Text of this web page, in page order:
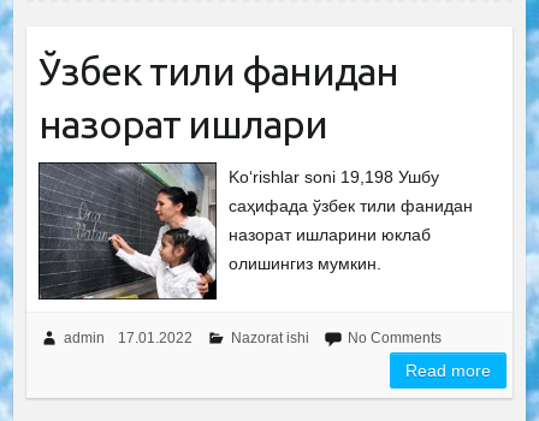
Ўзбек тили фанидан
назорат ишлари
Ko‘rishlar soni 19,198 Ушбу
саҳифада ўзбек тили фанидан
назорат ишларини юклаб
олишингиз мумкин.
admin 17.01.2022 Nazorat ishi No Comments
Read more